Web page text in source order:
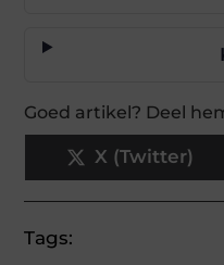
Goed artikel? Deel
X (Twitter)
Tags: